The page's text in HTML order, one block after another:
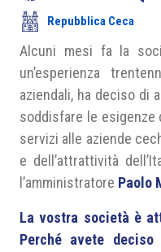
Area riservata
Repubblica Ceca
Alcuni mesi fa la
un’esperienza
aziendali, ha deciso di
soddisfare le
servizi alle aziende
e dell’attrattività
l’amministratore Paolo
La vostra società è
Perché avete